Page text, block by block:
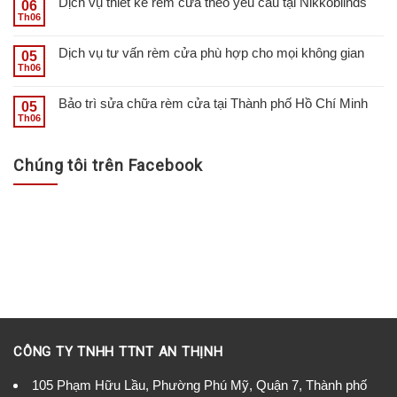
cấp nhiều loại rèm Roman
chức năng cho không gian
06
Th06
05
Th06
Dịch vụ tư vấn rèm cửa phù hợp cho mọi không gian
05
Th06
Bảo trì sửa chữa rèm cửa tại Thành phố Hồ Chí Minh
Chúng tôi trên Facebook
CÔNG TY TNHH TTNT AN THỊNH
105 Phạm Hữu Lầu, Phường Phú Mỹ, Quận 7, Thành phố